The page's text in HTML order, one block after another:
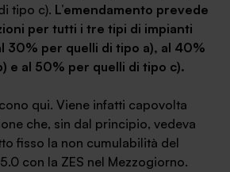
tipo c). L’emendamento prevede
per tutti i tre tipi di impianti
30% per quelli di tipo a), al 40%
e al 50% per quelli di tipo c).
qui. Viene infatti capovolta
che, sin dal principio, vedeva
fisso la non cumulabilità del
con la ZES nel Mezzogiorno.